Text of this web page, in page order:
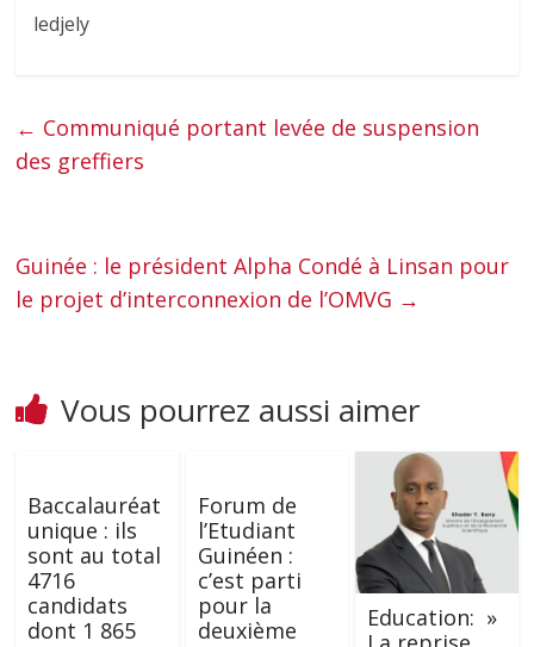
ledjely
← Communiqué portant levée de suspension
des greffiers
Guinée : le président Alpha Condé à Linsan pour
le projet d’interconnexion de l’OMVG →
Vous pourrez aussi aimer
Baccalauréat
unique : ils
sont au total
4716
candidats
dont 1 865
Forum de
l’Etudiant
Guinéen :
c’est parti
pour la
deuxième
Education: »